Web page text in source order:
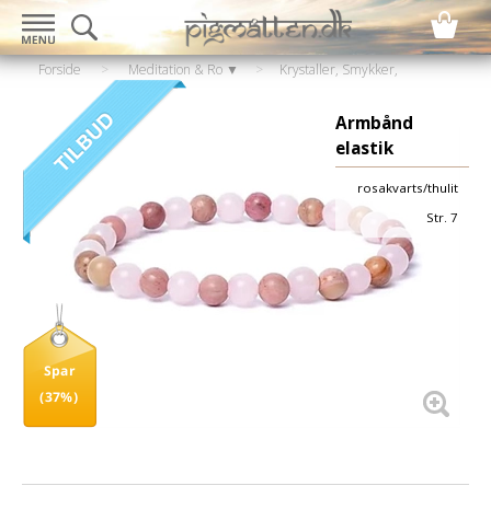
Forside > Meditation & Ro ▼ >
Krystaller, Smykker,
> Armbånd
Armbånd
elastik
rosakvarts/thulit
Str. 7
Spar
(37%)